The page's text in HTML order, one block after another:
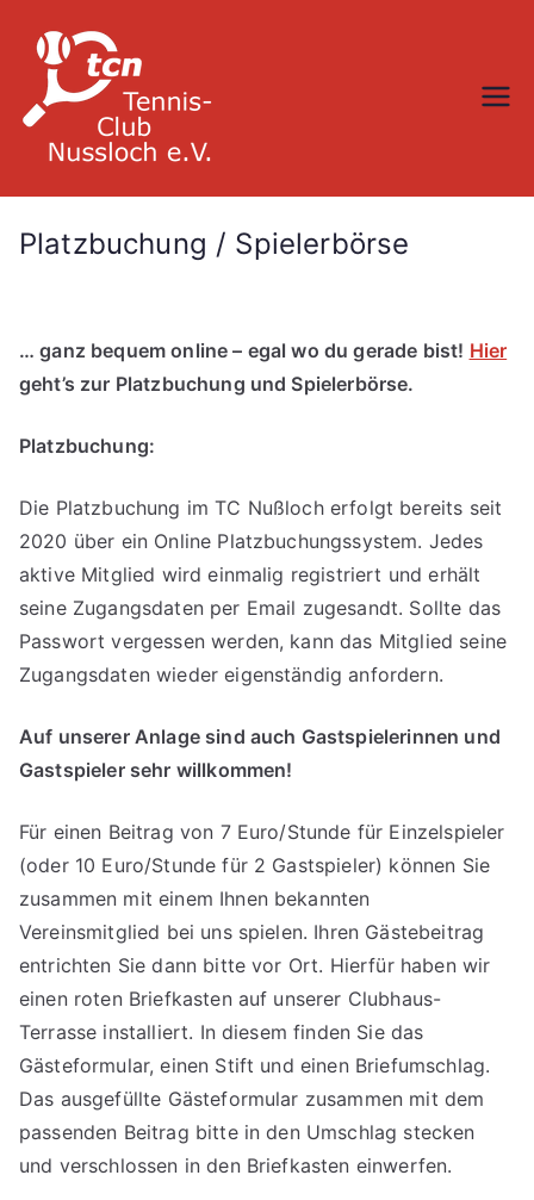
Inhalt
springen
Platzbuchung / Spielerbörse
… ganz bequem online – egal wo du gerade bist! Hier
geht’s zur Platzbuchung und Spielerbörse.
Platzbuchung:
Die Platzbuchung im TC Nußloch erfolgt bereits seit
2020 über ein Online Platzbuchungssystem. Jedes
aktive Mitglied wird einmalig registriert und erhält
seine Zugangsdaten per Email zugesandt. Sollte das
Passwort vergessen werden, kann das Mitglied seine
Zugangsdaten wieder eigenständig anfordern.
Auf unserer Anlage sind auch Gastspielerinnen und
Gastspieler sehr willkommen!
Für einen Beitrag von 7 Euro/Stunde für Einzelspieler
(oder 10 Euro/Stunde für 2 Gastspieler) können Sie
zusammen mit einem Ihnen bekannten
Vereinsmitglied bei uns spielen. Ihren Gästebeitrag
entrichten Sie dann bitte vor Ort. Hierfür haben wir
einen roten Briefkasten auf unserer Clubhaus-
Terrasse installiert. In diesem finden Sie das
Gästeformular, einen Stift und einen Briefumschlag.
Das ausgefüllte Gästeformular zusammen mit dem
passenden Beitrag bitte in den Umschlag stecken
und verschlossen in den Briefkasten einwerfen.